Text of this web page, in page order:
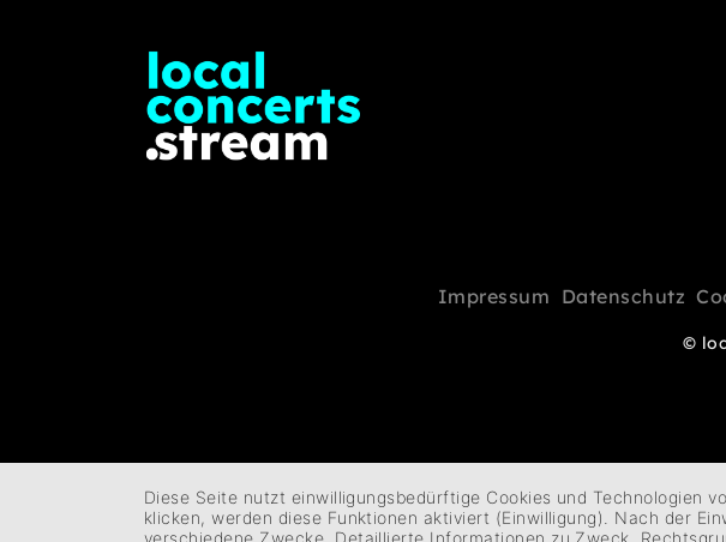
Impressum Datenschutz
©
Diese Seite nutzt einwilligungsbedürftige Cookies und Technologien
klicken, werden diese Funktionen aktiviert (Einwilligung). Nach der
verschiedene Zwecke. Detaillierte Informationen zu Zweck,